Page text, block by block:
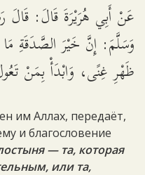
عَنْ أَبِي هُرَيْرَةَ قَالَ: قَالَ
وَسَلَّمَ: إِنَّ خَيْرَ الصَّدَقَةِ
ظَهْرِ غِنًى، وَابْدَأْ بِمَنْ
им Аллах, передаёт,
и благословение
— та, которая
или та,